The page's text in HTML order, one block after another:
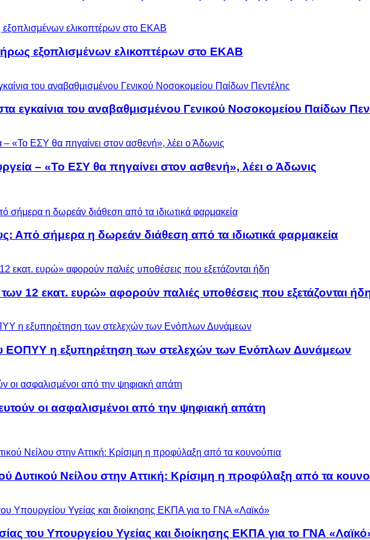
εξοπλισμένων ελικοπτέρων στο ΕΚΑΒ
εγκαίνια του αναβαθμισμένου Γενικού Νοσοκομείου Παίδων
– «Το ΕΣΥ θα πηγαίνει στον ασθενή», λέει ο Άδωνις
Από σήμερα η δωρεάν διάθεση από τα ιδιωτικά φαρμακεία
12 εκατ. ευρώ» αφορούν παλιές υποθέσεις που εξετάζονται
ΕΟΠΥΥ η εξυπηρέτηση των στελεχών των Ενόπλων Δυνάμεων
οι ασφαλισμένοι από την ψηφιακή απάτη
Δυτικού Νείλου στην Αττική: Κρίσιμη η προφύλαξη από τα
του Υπουργείου Υγείας και διοίκησης ΕΚΠΑ για το ΓΝΑ